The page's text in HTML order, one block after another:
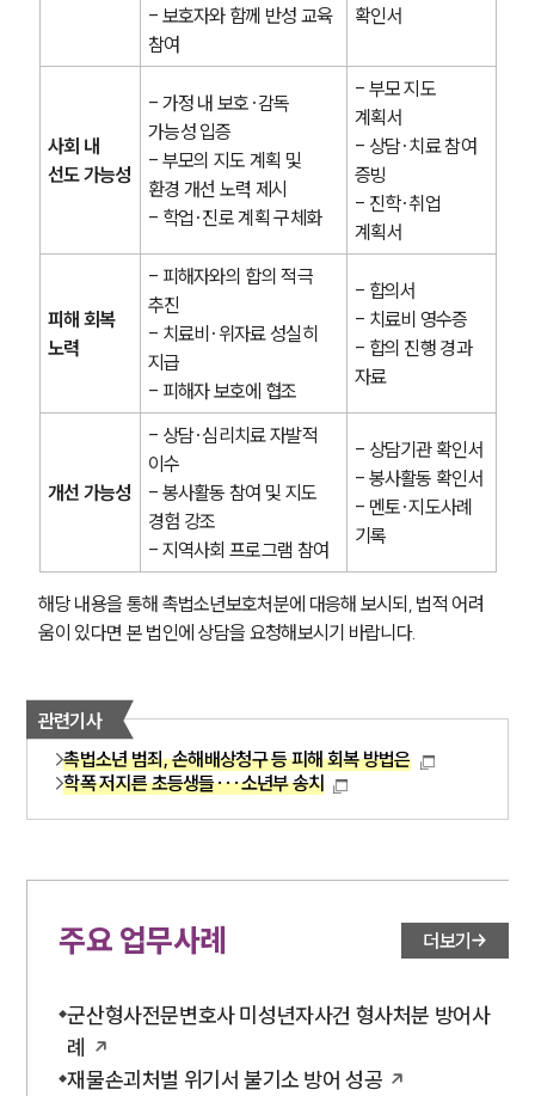
- 보호자와 함께 반성 교육
참여
확인서
사회 내
선도 가능성
- 가정 내 보호·감독
가능성 입증
- 부모의 지도 계획 및
환경 개선 노력 제시
- 학업·진로 계획 구체화
- 부모 지도
계획서
- 상담·치료 참여
증빙
- 진학·취업
계획서
피해 회복
노력
- 피해자와의 합의 적극
추진
- 치료비·위자료 성실히
지급
- 피해자 보호에 협조
- 합의서
- 치료비 영수증
- 합의 진행 경과
자료
개선 가능성
- 상담·심리치료 자발적
이수
- 봉사활동 참여 및 지도
경험 강조
- 지역사회 프로그램 참여
- 상담기관 확인서
- 봉사활동 확인서
- 멘토·지도사례
기록
해당 내용을 통해 촉법소년보호처분에 대응해 보시되, 법적 어려
움이 있다면 본 법인에 상담을 요청해보시기 바랍니다.
관련기사
촉법소년 범죄, 손해배상청구 등 피해 회복 방법은
학폭 저지른 초등생들···소년부 송치
주요 업무사례 더보기
군산형사전문변호사 미성년자사건 형사처분 방어사
례
재물손괴처벌 위기서 불기소 방어 성공